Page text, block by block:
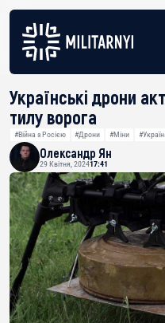
Українські дрони
тилу ворога
#Війна з Росією #Дрони #Міни
Олександр Ян
29 Квітня, 202417:41